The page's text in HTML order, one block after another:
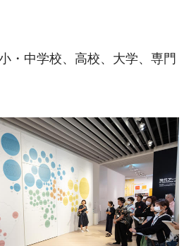
・中学校、高校、大学、専門